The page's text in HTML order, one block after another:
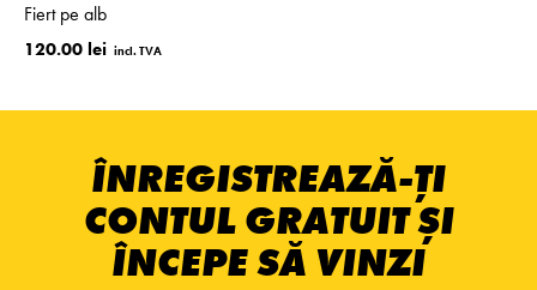
Fiert pe alb
120.00 lei
ÎNREGISTREAZĂ-ȚI
CONTUL GRATUIT ȘI
ÎNCEPE SĂ VINZI